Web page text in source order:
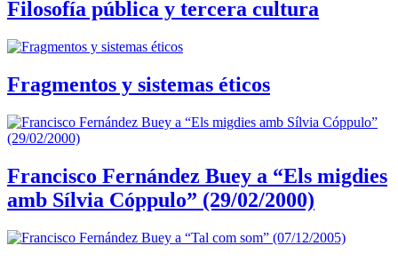
Filosofía pública y tercera cultura
Fragmentos y sistemas éticos
Francisco Fernández Buey a “Els migdies
amb Sílvia Cóppulo” (29/02/2000)